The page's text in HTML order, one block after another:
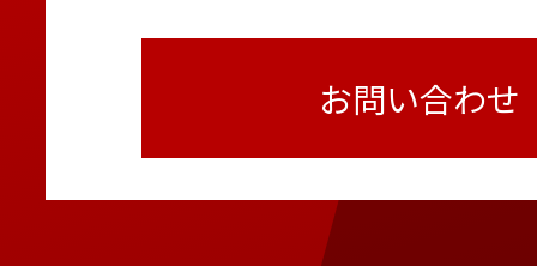
お問い合わせ